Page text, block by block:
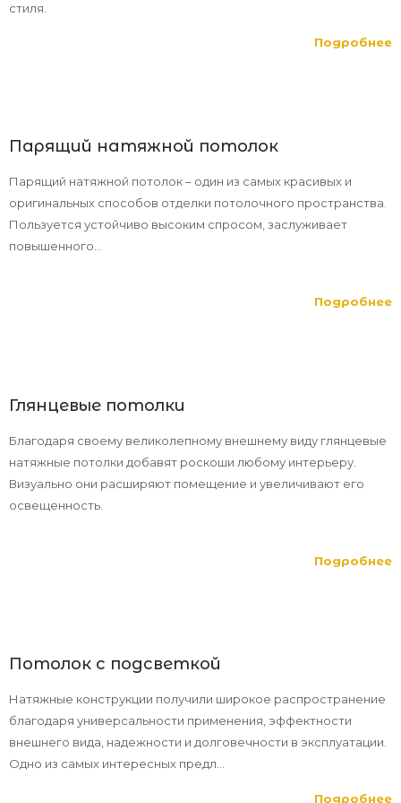
стиля.
Подробнее
Парящий натяжной потолок
Парящий натяжной потолок – один из самых красивых и
оригинальных способов отделки потолочного пространства.
Пользуется устойчиво высоким спросом, заслуживает
повышенного...
Подробнее
Глянцевые потолки
Благодаря своему великолепному внешнему виду глянцевые
натяжные потолки добавят роскоши любому интерьеру.
Визуально они расширяют помещение и увеличивают его
освещенность.
Подробнее
Потолок с подсветкой
Натяжные конструкции получили широкое распространение
благодаря универсальности применения, эффектности
внешнего вида, надежности и долговечности в эксплуатации.
Одно из самых интересных предл...
Подробнее